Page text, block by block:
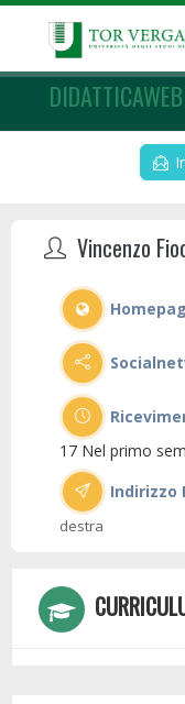
DIDATTICAWEB
Vincenzo
17 Nel primo
Indirizzo
destra